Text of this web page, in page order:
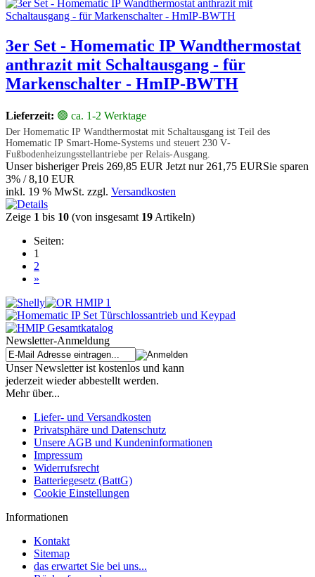
3er Set - Homematic IP Wandthermostat
anthrazit mit Schaltausgang - für
Markenschalter - HmIP-BWTH
Lieferzeit: 🟢 ca. 1-2 Werktage
Der Homematic IP Wandthermostat mit Schaltausgang ist Teil des
Homematic IP Smart-Home-Systems und steuert 230 V-
Fußbodenheizungsstellantriebe per Relais-Ausgang.
Unser bisheriger Preis 269,85 EUR Jetzt nur 261,75 EURSie sparen
3% / 8,10 EUR
inkl. 19 % MwSt. zzgl. Versandkosten
Zeige 1 bis 10 (von insgesamt 19 Artikeln)
Seiten:
1
2
»
Newsletter-Anmeldung
Unser Newsletter ist kostenlos und kann
jederzeit wieder abbestellt werden.
Mehr über...
Liefer- und Versandkosten
Privatsphäre und Datenschutz
Unsere AGB und Kundeninformationen
Impressum
Widerrufsrecht
Batteriegesetz (BattG)
Cookie Einstellungen
Informationen
Kontakt
Sitemap
das erwartet Sie bei uns...